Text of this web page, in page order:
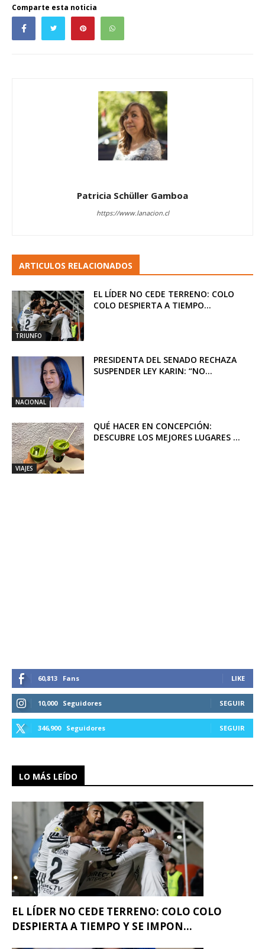
Comparte esta noticia
Patricia Schüller Gamboa
https://www.lanacion.cl
ARTICULOS RELACIONADOS
TRIUNFO
EL LÍDER NO CEDE TERRENO: COLO
COLO DESPIERTA A TIEMPO...
NACIONAL
PRESIDENTA DEL SENADO RECHAZA
SUSPENDER LEY KARIN: “NO...
VIAJES
QUÉ HACER EN CONCEPCIÓN:
DESCUBRE LOS MEJORES LUGARES ...
60,813 Fans LIKE
10,000 Seguidores SEGUIR
346,900 Seguidores SEGUIR
LO MÁS LEÍDO
EL LÍDER NO CEDE TERRENO: COLO COLO
DESPIERTA A TIEMPO Y SE IMPON...